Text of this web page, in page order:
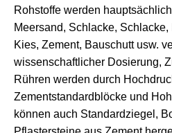
Rohstoffe werden
Meersand, Schlacke,
Kies, Zement, Bauschutt usw.
wissenschaftlicher Dosierung,
Rühren werden durch
Zementstandardblöcke und
können auch Standardziegel,